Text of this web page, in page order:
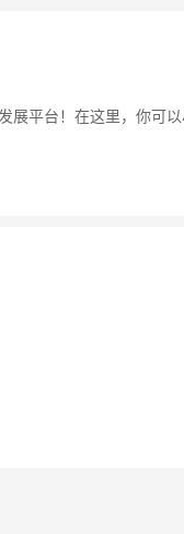
展平台！在这里，你可